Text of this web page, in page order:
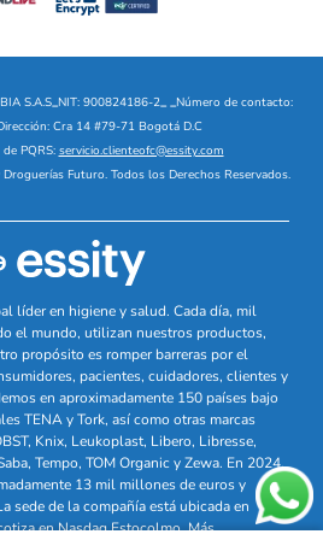
S.A.S_NIT: 900824186-2_ _Número de contacto:
Cra 14 #79-71 Bogotá D.C
PQRS: servicio.clienteofc@essity.com
Futuro. Todos los Derechos Reservados.
líder en higiene y salud. Cada día, mil
el mundo, utilizan nuestros productos,
propósito es romper barreras por el
pacientes, cuidadores, clientes y
en aproximadamente 150 países bajo
TENA y Tork, así como otras marcas
Knix, Leukoplast, Libero, Libresse,
Tempo, TOM Organic y Zewa. En 2024,
13 mil millones de euros y
sede de la compañía está ubicada en
en Nasdaq Estocolmo. Más